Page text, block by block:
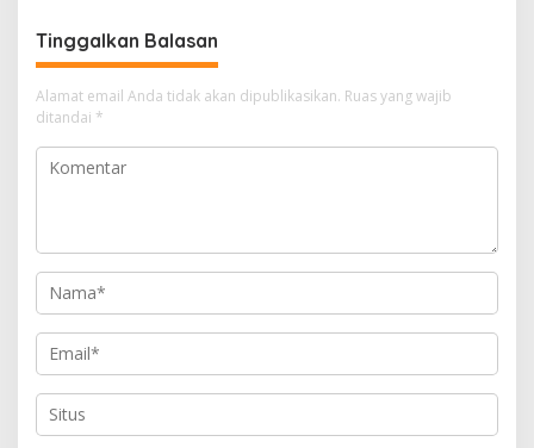
Tinggalkan Balasan
Alamat email Anda tidak akan dipublikasikan. Ruas yang wajib
ditandai *